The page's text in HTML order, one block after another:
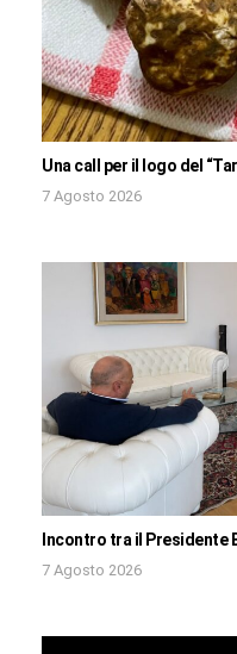
Una call per il logo del
7 Agosto 2026
Incontro tra il Presidente
7 Agosto 2026